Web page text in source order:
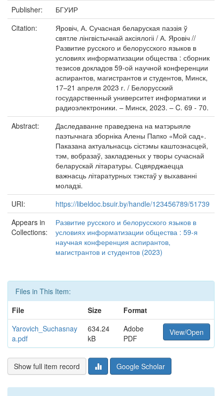
Publisher:
БГУИР
Citation:
Яровіч, А. Сучасная беларуская паэзія ў
святле лінгвістычнай аксіялогіі / А. Яровіч //
Развитие русского и белорусского языков в
условиях информатизации общества : сборник
тезисов докладов 59-ой научной конференции
аспирантов, магистрантов и студентов, Минск,
17–21 апреля 2023 г. / Белорусский
государственный университет информатики и
радиоэлектроники. – Минск, 2023. – C. 69 - 70.
Abstract:
Даследаванне праведзена на матэрыяле
паэтычнага зборніка Алены Папко «Мой сад».
Паказана актуальнасць сістэмы каштознасцей,
тэм, вобразаў, закладзеных у творы сучаснай
беларускай літаратуры. Сцвярджаецца
важнасць літаратурных тэкстаў у выхаванні
моладзі.
URI:
https://libeldoc.bsuir.by/handle/123456789/51739
Appears in
Collections:
Развитие русского и белорусского языков в
условиях информатизации общества : 59-я
научная конференция аспирантов,
магистрантов и студентов (2023)
Files in This Item:
File
Size
Format
Yarovich_Suchasnay
a.pdf
634.24
kB
Adobe
PDF
View/Open
Show full item record Google Scholar